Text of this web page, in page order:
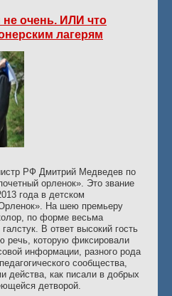
очень. ИЛИ что
лагерям
РФ Дмитрий Медведев по
орленок». Это звание
года в детском
На шею премьеру
по форме весьма
В ответ высокий гость
речь, которую фиксировали
информации, разного рода
сообщества,
действа, как писали в добрых
детворой.